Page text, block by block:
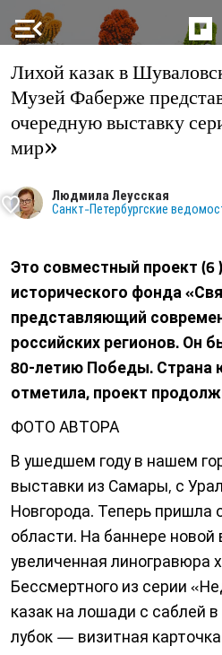
menu_open
Лихой казак в
Музей Фаберже
очередную выставку
мир»
Людмила Леусская
Санкт-Петербургские
Это совместный проект (6
исторического фонда
представляющий
российских регионов. Он
80‑летию Победы. Страна
отметила, проект
ФОТО АВТОРА
В ушедшем году в нашем
выставки из Самары, с
Новгорода. Теперь пришла
области. На баннере
увеличенная линогравюра
Бессмертного из серии
казак на лошади с саблей
лубок — визитная